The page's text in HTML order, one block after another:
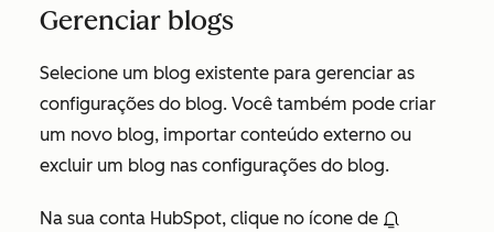
Gerenciar blogs
Selecione um blog existente para gerenciar as
configurações do blog. Você também pode criar
um novo blog, importar conteúdo externo ou
excluir um blog nas configurações do blog.
Na sua conta HubSpot, clique no ícone de